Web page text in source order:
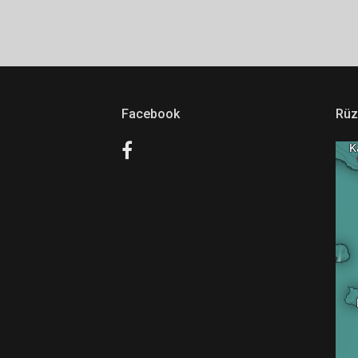
Facebook